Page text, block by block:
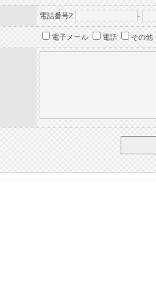
電話番号2 -
電子メール 電話 その他